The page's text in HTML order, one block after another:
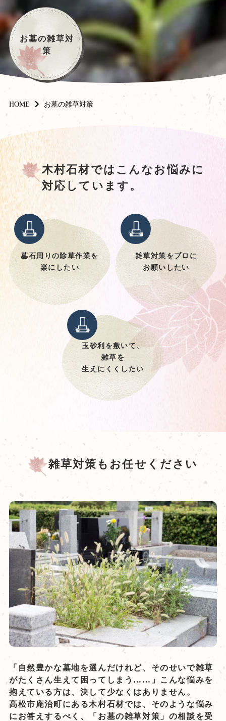
お墓の雑草対
策
HOME お墓の雑草対策
木村石材ではこんなお悩みに
対応しています。
墓石周りの除草作業を
楽にしたい
雑草対策をプロに
お願いしたい
玉砂利を敷いて、
雑草を
生えにくくしたい
雑草対策もお任せください
「自然豊かな墓地を選んだけれど、そのせいで雑草
がたくさん生えて困ってしまう……」こんな悩みを
抱えている方は、決して少なくはありません。
高松市庵治町にある木村石材では、そのような悩み
にお答えするべく、「お墓の雑草対策」の相談を受